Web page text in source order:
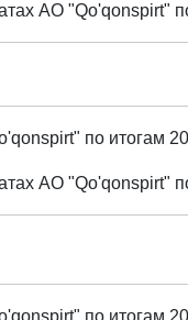
АО "Qo'qonspirt"
по итогам
АО "Qo'qonspirt"
по итогам